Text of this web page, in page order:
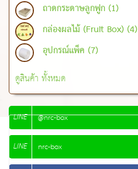
ถาดกระดาษลูกฟูก (1)
กล่องผลไม้ (Fruit Box) (4)
อุปกรณ์แพ็ค (7)
ดูสินค้า ทั้งหมด
LINE @nrc-box
LINE nrc-box